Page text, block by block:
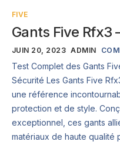
FIVE
Gants Five Rfx3
JUIN 20, 2023 ADMIN
Test Complet des Gants
Sécurité Les Gants Five
une référence
protection et de style.
exceptionnel, ces gants
matériaux de haute